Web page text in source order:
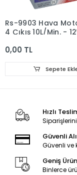
Rs-9903 Hava
4 Çıkış 10L/Min. -
0,00 TL
Sepete
Hızlı
Güvenli
Güvenli ve
Geniş
Binlerce